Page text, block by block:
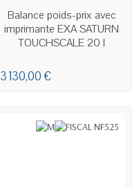
EN STOCK
Balance poids-prix avec
imprimante EXA SATURN
TOUCHSCALE 20 I
3 130,00 €